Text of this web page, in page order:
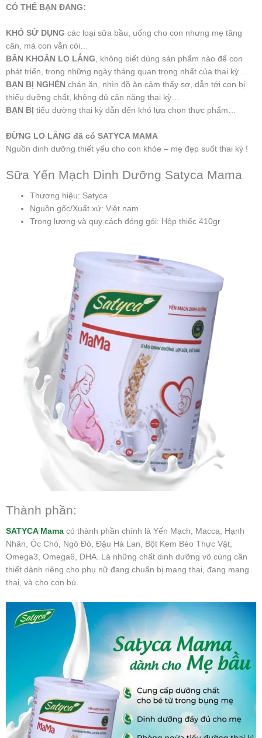
CÓ THỂ BẠN ĐANG:
KHÓ SỬ DỤNG các loại sữa bầu, uống cho con nhưng mẹ tăng
cân, mà con vẫn còi…
BĂN KHOĂN LO LẮNG, không biết dùng sản phẩm nào để con
phát triển, trong những ngày tháng quan trọng nhất của thai kỳ…
BẠN BỊ NGHÉN chán ăn, nhìn đồ ăn cảm thấy sợ, dẫn tới con bị
thiếu dưỡng chất, không đủ cân nặng thai kỳ…
BẠN BỊ tiểu đường thai kỳ dẫn đến khó lựa chọn thực phẩm…
ĐỪNG LO LẮNG đã có SATYCA MAMA
Nguồn dinh dưỡng thiết yếu cho con khỏe – mẹ đẹp suốt thai kỳ !
Sữa Yến Mạch Dinh Dưỡng Satyca Mama
Thương hiệu: Satyca
Nguồn gốc/Xuất xứ: Việt nam
Trọng lượng và quy cách đóng gói: Hộp thiếc 410gr
Thành phần:
SATYCA Mama có thành phần chính là Yến Mạch, Macca, Hạnh
Nhân, Óc Chó, Ngô Đỏ, Đậu Hà Lan, Bột Kem Béo Thực Vật,
Omega3, Omega6, DHA. Là những chất dinh dưỡng vô cùng cần
thiết dành riêng cho phụ nữ đang chuẩn bị mang thai, đang mang
thai, và cho con bú.